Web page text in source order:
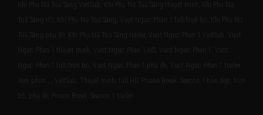
Khi Phụ Nữ Toả Sáng VietSub, Khi Phụ Nữ Toả Sáng thuyết minh, Khi Phụ Nữ
Toả Sáng HD, Khi Phụ Nữ Toả Sáng, Vượt Ngục: Phần 1 full/trọn bộ, Khi Phụ Nữ
Toả Sáng phụ đề, Khi Phụ Nữ Toả Sáng trailer, Vuot Nguc: Phan 1 VietSub, Vuot
Nguc: Phan 1 thuyet minh, Vuot Nguc: Phan 1 HD, Vuot Nguc: Phan 1, Vuot
Nguc: Phan 1 full/tron bo, Vuot Nguc: Phan 1 phu de, Vuot Nguc: Phan 1 trailer
Xem phim , , VietSub, Thuyết minh, full HD, Prison Break: Season 1 bản đẹp, trọn
bộ, phụ đề, Prison Break: Season 1 trailer